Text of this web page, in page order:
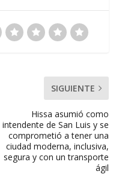
ar
ti
SIGUIENTE
Hissa asumió como
intendente de San Luis y se
comprometió a tener una
ciudad moderna, inclusiva,
segura y con un transporte
ágil